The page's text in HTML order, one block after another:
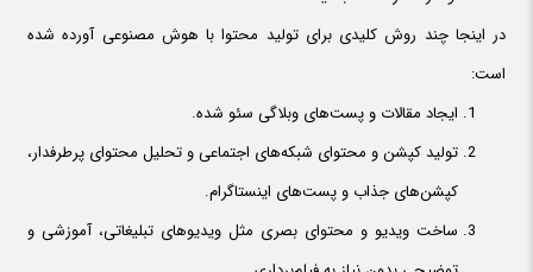
در اینجا چند روش کلیدی برای تولید محتوا با هوش مصنوعی آورده شده
است:
ایجاد مقالات و پست‌های وبلاگی سئو شده.
تولید کپشن و محتوای شبکه‌های اجتماعی و تحلیل محتوای پرطرفدار،
کپشن‌های جذاب و پست‌های اینستاگرام.
ساخت ویدیو و محتوای بصری مثل ویدیوهای تبلیغاتی، آموزشی و